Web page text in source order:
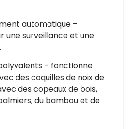
automatique –
une surveillance et une
– fonctionne
des coquilles de noix de
des copeaux de bois,
du bambou et de